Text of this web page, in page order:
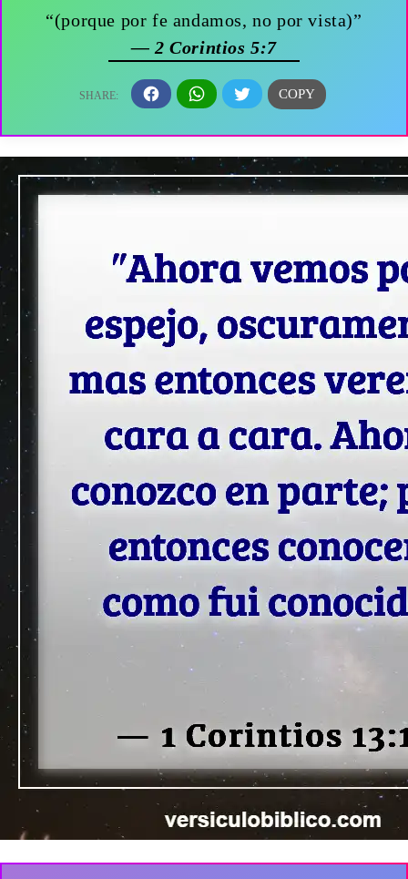
“(porque por fe andamos, no por vista)”
— 2 Corintios 5:7